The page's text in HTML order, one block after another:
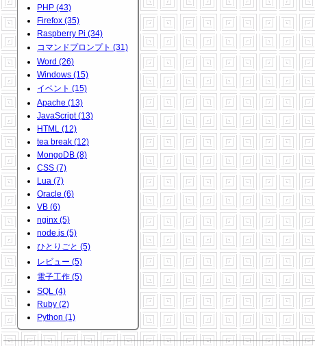
PHP (43)
Firefox (35)
Raspberry Pi (34)
コマンドプロンプト (31)
Word (26)
Windows (15)
イベント (15)
Apache (13)
JavaScript (13)
HTML (12)
tea break (12)
MongoDB (8)
CSS (7)
Lua (7)
Oracle (6)
VB (6)
nginx (5)
node.js (5)
ひとりごと (5)
レビュー (5)
電子工作 (5)
SQL (4)
Ruby (2)
Python (1)